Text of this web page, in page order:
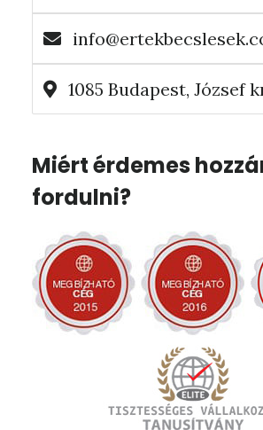
1085 Budapest, József
Miért érdemes
fordulni?